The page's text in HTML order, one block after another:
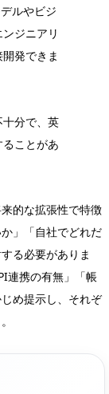
ルやビジ
ジニアリ
発できま
分で、英
ことがあ
的な拡張性で特徴
」「自社でどれだ
る必要がありま
連携の有無」「帳
め提示し、それぞ